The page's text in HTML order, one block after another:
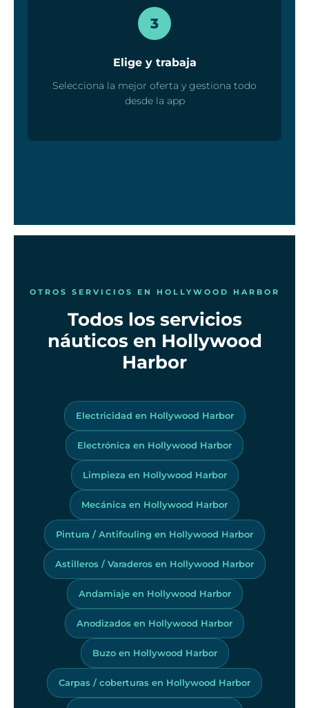
3
Elige y trabaja
Selecciona la mejor oferta y gestiona todo
desde la app
OTROS SERVICIOS EN HOLLYWOOD HARBOR
Todos los servicios
náuticos en Hollywood
Harbor
Electricidad en Hollywood Harbor
Electrónica en Hollywood Harbor
Limpieza en Hollywood Harbor
Mecánica en Hollywood Harbor
Pintura / Antifouling en Hollywood Harbor
Astilleros / Varaderos en Hollywood Harbor
Andamiaje en Hollywood Harbor
Anodizados en Hollywood Harbor
Buzo en Hollywood Harbor
Carpas / coberturas en Hollywood Harbor